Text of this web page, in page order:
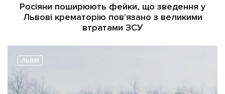
Росіяни поширюють фейки, що зведення у
Львові крематорію пов'язано з великими
втратами ЗСУ
ЛЬВІВ